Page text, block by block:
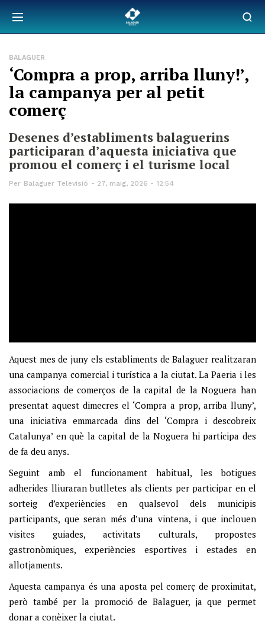
BALAGUER
‘Compra a prop, arriba lluny!’,
la campanya per al petit
comerç
Desenes d’establiments balaguerins
participaran d’aquesta iniciativa que
promou el comerç i el turisme local
Per Balaguer Televisió 27, maig, 2026 - 12:54
Aquest mes de juny els establiments de Balaguer realitzaran
una campanya comercial i turística a la ciutat. La Paeria i les
associacions de comerços de la capital de la Noguera han
presentat aquest dimecres el ‘Compra a prop, arriba lluny’,
una iniciativa emmarcada dins del ‘Compra i descobreix
Catalunya’ en què la capital de la Noguera hi participa des
de fa deu anys.
Seguint amb el funcionament habitual, les botigues
adherides lliuraran butlletes als clients per participar en el
sorteig d’experiències en qualsevol dels municipis
participants, que seran més d’una vintena, i que inclouen
visites guiades, activitats culturals, propostes
gastronòmiques, experiències esportives i estades en
allotjaments.
Aquesta campanya és una aposta pel comerç de proximitat,
però també per la promoció de Balaguer, ja que permet
donar a conèixer la ciutat.